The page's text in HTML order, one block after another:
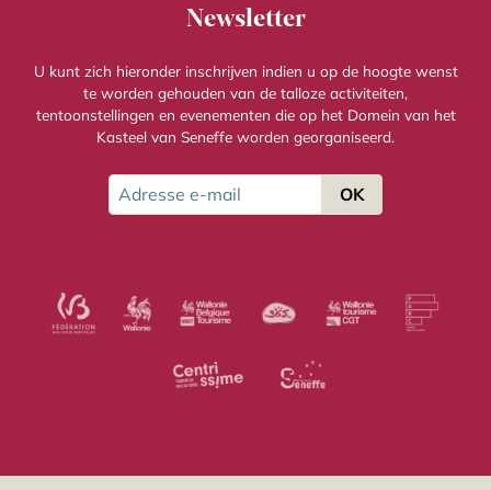
Newsletter
U kunt zich hieronder inschrijven indien u op de hoogte wenst
te worden gehouden van de talloze activiteiten,
tentoonstellingen en evenementen die op het Domein van het
Kasteel van Seneffe worden georganiseerd.
Adresse e-mail
OK